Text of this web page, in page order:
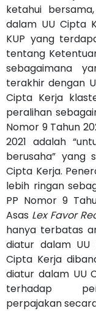
ketahui
dalam UU Cipta
KUP yang
tentang
sebagaimana
terakhir dengan
Cipta Kerja
peralihan
Nomor 9 Tahun
2021 adalah
berusaha” yang
Cipta Kerja.
lebih ringan
PP Nomor 9
Asas Lex Favor
hanya terbatas
diatur dalam UU
Cipta Kerja
diatur dalam UU
terhadap
perpajakan